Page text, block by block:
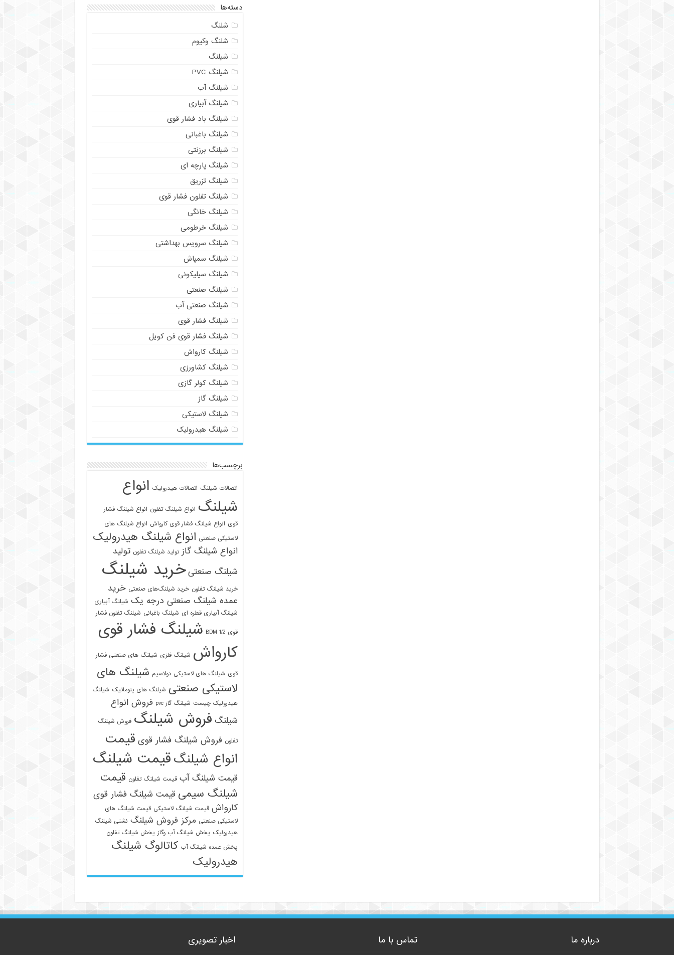
دسته‌ها
شلنگ
شلنگ وکیوم
شیلنگ
شیلنگ PVC
شیلنگ آب
شیلنگ آبیاری
شیلنگ باد فشار قوی
شیلنگ باغبانی
شیلنگ برزنتی
شیلنگ پارچه‌ ای
شیلنگ تزریق
شیلنگ تفلون فشار قوی
شیلنگ خانگی
شیلنگ خرطومی
شیلنگ سرویس بهداشتی
شیلنگ سمپاش
شیلنگ سیلیکونی
شیلنگ صنعتی
شیلنگ صنعتی آب
شیلنگ فشار قوی
شیلنگ فشار قوی فن کویل
شیلنگ کارواش
شیلنگ کشاورزی
شیلنگ کولر گازی
شیلنگ گاز
شیلنگ لاستیکی
شیلنگ هیدرولیک
برچسب‌ها
اتصالات شیلنگ اتصالات هیدرولیک انواع
شیلنگ انواع شیلنگ تفلون انواع شیلنگ فشار
قوی انواع شیلنگ فشار قوی کارواش انواع شیلنگ های
لاستیکی صنعتی انواع شیلنگ هیدرولیک
انواع شیلنگ گاز تولید شیلنگ تفلون تولید
شیلنگ صنعتی خرید شیلنگ
خرید شیلنگ تفلون خرید شیلنگ‌های صنعتی خرید
عمده شیلنگ صنعتی درجه یک شیلنگ آبیاری
شیلنگ آبیاری قطره ای شیلنگ باغبانی شیلنگ تفلون فشار
قوی 1/2 BDM
شیلنگ فشار قوی
کارواش شیلنگ فلزی شیلنگ های صنعتی فشار
قوی شیلنگ های لاستیکی دولاسیم شیلنگ های
لاستیکی صنعتی شیلنگ های پنوماتیک شیلنگ
هیدرولیک چیست شیلنگ گاز pvc
فروش انواع
شیلنگ فروش شیلنگ فروش شیلنگ
تفلون فروش شیلنگ فشار قوی قیمت
انواع شیلنگقیمت شیلنگ
قیمت شیلنگ آب قیمت شیلنگ تفلون قیمت
شیلنگ سیمی قیمت شیلنگ فشار قوی
کارواش قیمت شیلنگ لاستیکی قیمت شیلنگ های
لاستیکی صنعتی مرکز فروش شیلنگ نشتی شیلنگ
هیدرولیک پخش شیلنگ آب وگاز پخش شیلنگ تفلون
پخش عمده شیلنگ آب کاتالوگ شیلنگ
هیدرولیک
درباره ما تماس با ما اخبار تصویری
09129586863